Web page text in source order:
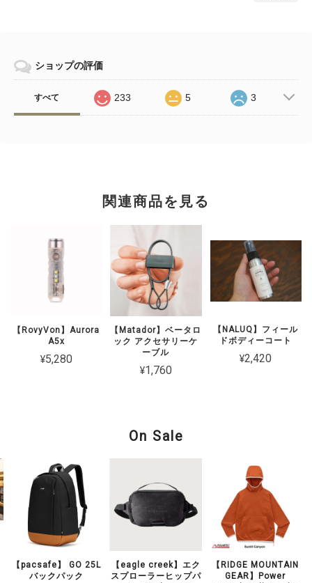
ショップの評価
すべて 233 5 3
関連商品を見る
【RovyVon】Aurora
A5x
¥5,280
【Matador】ベータロ
ック アクセサリーケ
ーブル
¥1,760
【NALUQ】フィール
ドボディーコート
¥2,420
On Sale
【pacsafe】 GO 25L
バックパック
【eagle creek】エク
スプローラーヒップパ
【RIDGE MOUNTAIN
GEAR】Power